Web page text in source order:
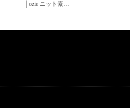
│ozie ニット素…